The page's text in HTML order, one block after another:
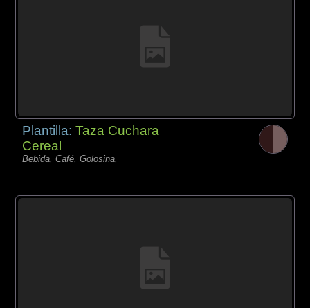
Plantilla:Taza Cuchara
Cereal
Bebida, Café, Golosina,